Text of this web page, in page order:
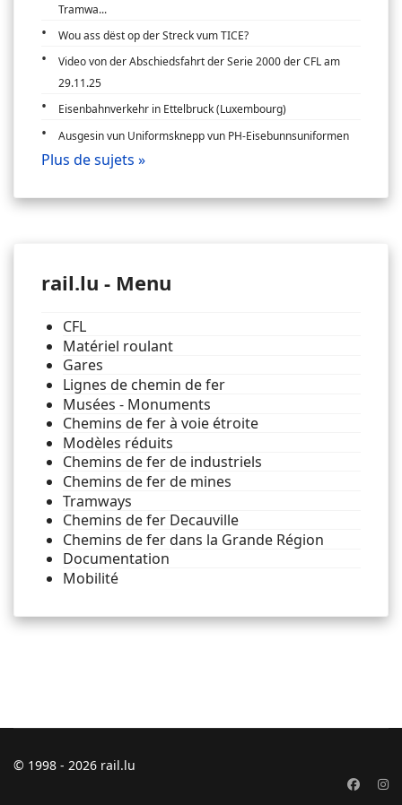
Tramwa...
Wou ass dëst op der Streck vum TICE?
Video von der Abschiedsfahrt der Serie 2000 der CFL am
29.11.25
Eisenbahnverkehr in Ettelbruck (Luxembourg)
Ausgesin vun Uniformsknepp vun PH-Eisebunnsuniformen
Plus de sujets »
rail.lu - Menu
CFL
Matériel roulant
Gares
Lignes de chemin de fer
Musées - Monuments
Chemins de fer à voie étroite
Modèles réduits
Chemins de fer de industriels
Chemins de fer de mines
Tramways
Chemins de fer Decauville
Chemins de fer dans la Grande Région
Documentation
Mobilité
© 1998 - 2026 rail.lu